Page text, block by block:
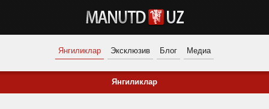
Янгиликлар Эксклюзив Блог Медиа
Янгиликлар